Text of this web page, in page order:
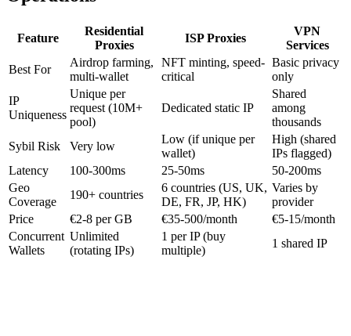
Feature
Residential
Proxies
ISP Proxies
VPN
Services
Best For
Airdrop farming,
multi-wallet
NFT minting, speed-
critical
Basic privacy
only
IP
Uniqueness
Unique per
request (10M+
pool)
Dedicated static IP
Shared
among
thousands
Sybil Risk
Very low
Low (if unique per
wallet)
High (shared
IPs flagged)
Latency
100-300ms 25-50ms
50-200ms
Geo
Coverage
190+ countries
6 countries (US, UK,
DE, FR, JP, HK)
Varies by
provider
Price
€2-8 per GB €35-500/month
€5-15/month
Concurrent
Wallets
Unlimited
(rotating IPs)
1 per IP (buy
multiple)
1 shared IP